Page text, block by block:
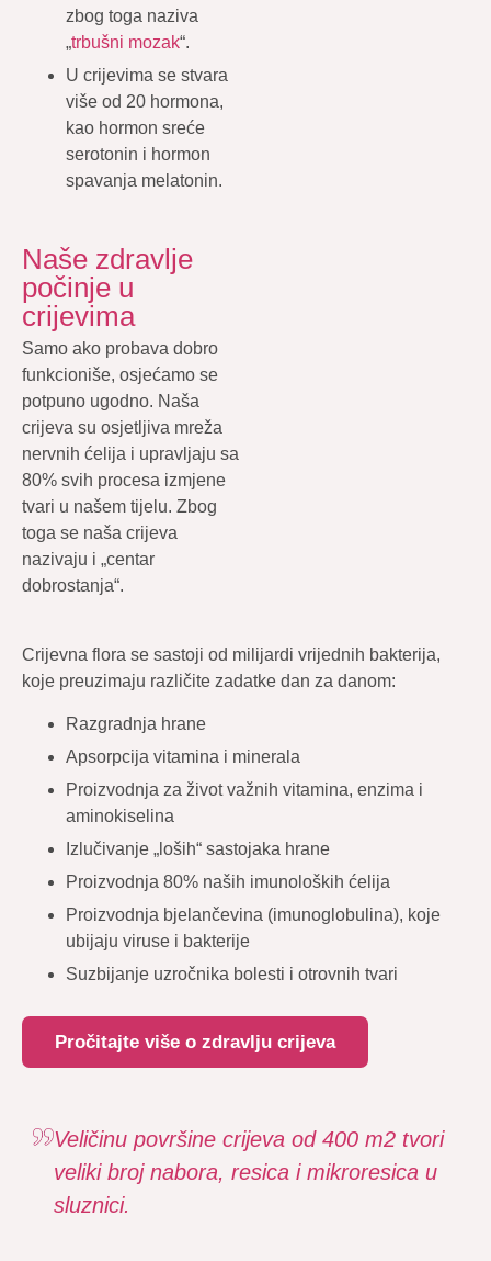
zbog toga naziva
„trbušni mozak“.
U crijevima se stvara
više od 20 hormona,
kao hormon sreće
serotonin i hormon
spavanja melatonin.
Naše zdravlje
počinje u
crijevima
Samo ako probava dobro
funkcioniše, osjećamo se
potpuno ugodno. Naša
crijeva su osjetljiva mreža
nervnih ćelija i upravljaju sa
80% svih procesa izmjene
tvari u našem tijelu. Zbog
toga se naša crijeva
nazivaju i „centar
dobrostanja“.
Crijevna flora se sastoji od milijardi vrijednih bakterija,
koje preuzimaju različite zadatke dan za danom:
Razgradnja hrane
Apsorpcija vitamina i minerala
Proizvodnja za život važnih vitamina, enzima i
aminokiselina
Izlučivanje „loših“ sastojaka hrane
Proizvodnja 80% naših imunoloških ćelija
Proizvodnja bjelančevina (imunoglobulina), koje
ubijaju viruse i bakterije
Suzbijanje uzročnika bolesti i otrovnih tvari
Pročitajte više o zdravlju crijeva
Veličinu površine crijeva od 400 m2 tvori
veliki broj nabora, resica i mikroresica u
sluznici.